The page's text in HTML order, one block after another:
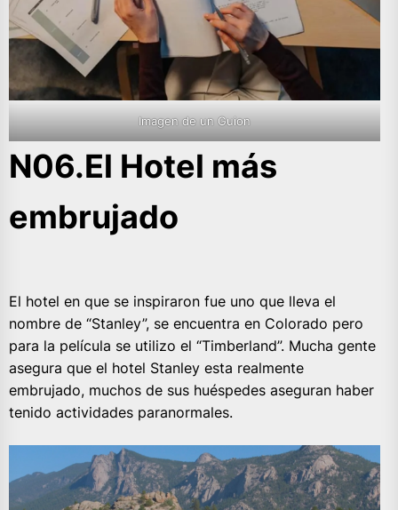
Imagen de un Guion
N06.El Hotel más
embrujado
El hotel en que se inspiraron fue uno que lleva el
nombre de “Stanley”, se encuentra en Colorado pero
para la película se utilizo el “Timberland”. Mucha gente
asegura que el hotel Stanley esta realmente
embrujado, muchos de sus huéspedes aseguran haber
tenido actividades paranormales.